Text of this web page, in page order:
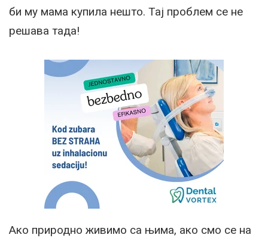
би му мама купила нешто. Тај проблем се не
решава тада!
Ако природно живимо са њима, ако смо се на